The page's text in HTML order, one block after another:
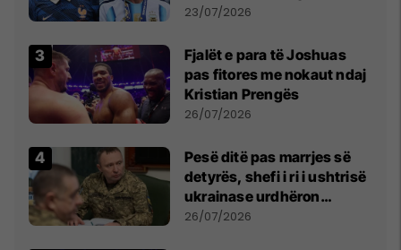
Botës, Messi mbetet i dyti
23/07/2026
Fjalët e para të Joshuas
pas fitores me nokaut ndaj
Kristian Prengës
26/07/2026
Pesë ditë pas marrjes së
detyrës, shefi i ri i ushtrisë
ukrainase urdhëron
kontroll të madh
26/07/2026